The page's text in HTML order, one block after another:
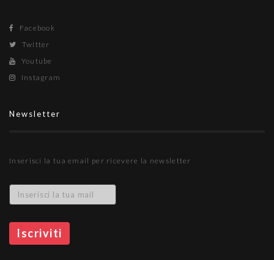
Facebook
Twitter
Youtube
Instagram
Newsletter
Inserisci la tua email per ricevere la newsletter